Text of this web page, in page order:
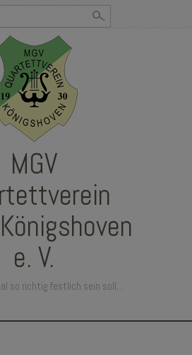
MGV
e. V.
so richtig festlich sein soll…